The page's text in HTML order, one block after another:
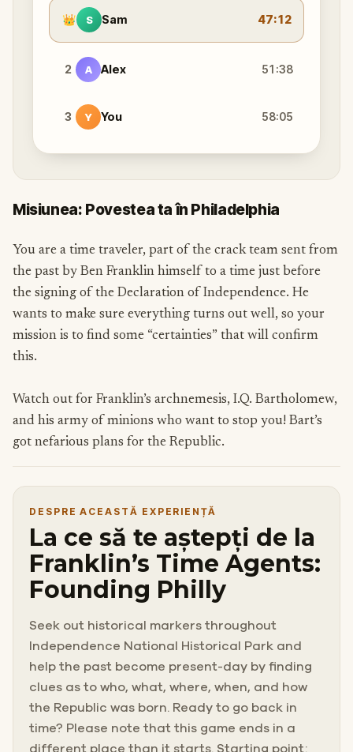
👑 S Sam 47:12
2 A Alex 51:38
3 Y You 58:05
Misiunea: Povestea ta în Philadelphia
You are a time traveler, part of the crack team sent from
the past by Ben Franklin himself to a time just before
the signing of the Declaration of Independence. He
wants to make sure everything turns out well, so your
mission is to find some “certainties” that will confirm
this.
Watch out for Franklin’s archnemesis, I.Q. Bartholomew,
and his army of minions who want to stop you! Bart’s
got nefarious plans for the Republic.
DESPRE ACEASTĂ EXPERIENȚĂ
La ce să te aștepți de la
Franklin’s Time Agents:
Founding Philly
Seek out historical markers throughout
Independence National Historical Park and
help the past become present-day by finding
clues as to who, what, where, when, and how
the Republic was born. Ready to go back in
time? Please note that this game ends in a
different place than it starts. Starting point: